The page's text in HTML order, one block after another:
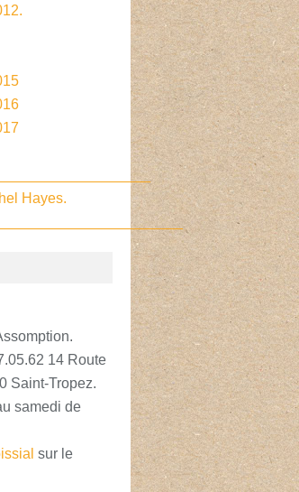
14 Route
Saint-Tropez.
samedi de
sur le
Hayes.